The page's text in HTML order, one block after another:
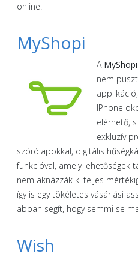
online.
MyShopi
A MyShopi
nem
IPhone
elérhető,
exkluzív
szórólapokkal, digitális
funkcióval, amely lehetőségek
nem aknázzák ki teljes
így is egy tökéletes vásárlási
abban segít, hogy semmi se
Wish